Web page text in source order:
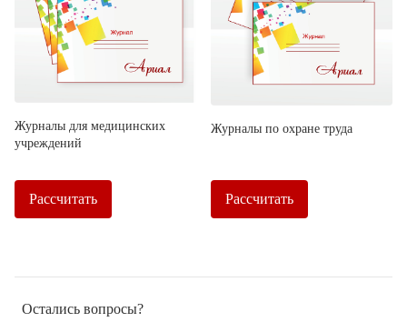
Журналы для медицинских
учреждений
Рассчитать
Журналы по охране труда
Рассчитать
Остались вопросы?